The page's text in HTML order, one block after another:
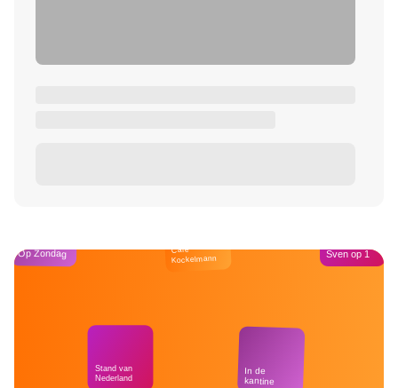
Op Zondag
Stand van
Nederland
Café
Kockelmann
In de
kantine
Sven op 1